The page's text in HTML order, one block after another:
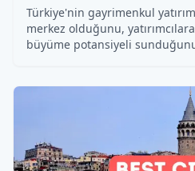
Türkiye'nin gayrimenkul
merkez olduğunu,
büyüme potansiyeli